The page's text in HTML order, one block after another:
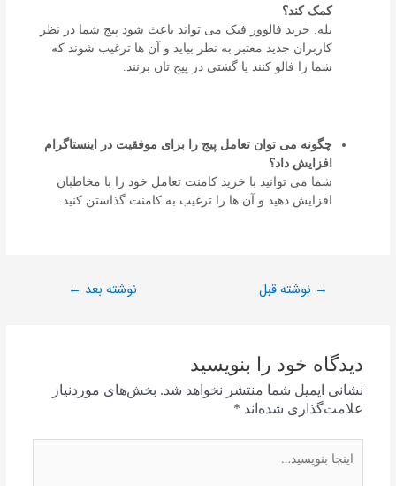
کمک کند؟
بله. خرید فالوور فیک می تواند باعث شود پیج شما در نظر
کاربران جدید معتبر به نظر بیاید و آن ها ترغیب شوند که
شما را فالو کنند یا گشتی در پیج تان بزنند.
چگونه می توان تعامل پیج را برای موفقیت در اینستاگرام
افزایش داد؟
شما می توانید با خرید کامنت تعامل خود را با مخاطبان
افزایش دهید و آن ها را ترغیب به کامنت گذاستن کنید.
→ نوشته قبل نوشته بعد ←
دیدگاه‌ خود را بنویسید
نشانی ایمیل شما منتشر نخواهد شد. بخش‌های موردنیاز
علامت‌گذاری شده‌اند *
بنویسید…